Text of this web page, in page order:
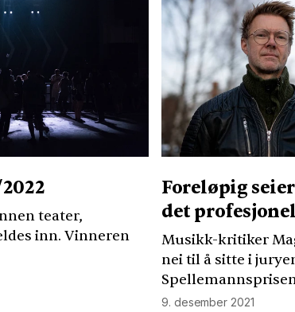
teater,
inn. Vinneren
Foreløpig
det
Musikk-kritiker
nei til å sitte i
9. desember 2021